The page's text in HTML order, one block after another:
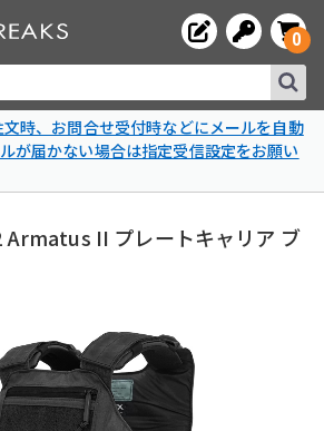
0
文時、お問合せ受付時などにメールを自動
が届かない場合は指定受信設定をお願い
Armatus II プレートキャリア ブ